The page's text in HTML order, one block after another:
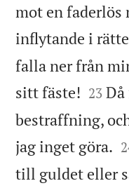
mot en faderlös
inflytande i
falla ner från
sitt fäste! 

23
bestraffning,
jag inget göra. 
till guldet eller